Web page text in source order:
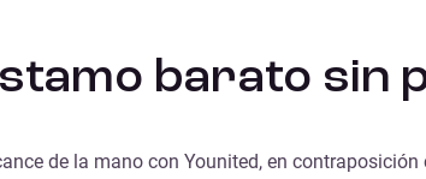
barato sin
de la mano con Younited, en